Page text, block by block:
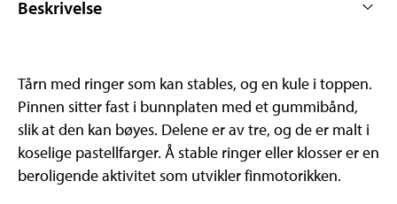
Beskrivelse
Tårn med ringer som kan stables, og en kule i toppen.
Pinnen sitter fast i bunnplaten med et gummibånd,
slik at den kan bøyes. Delene er av tre, og de er malt i
koselige pastellfarger. Å stable ringer eller klosser er en
beroligende aktivitet som utvikler finmotorikken.